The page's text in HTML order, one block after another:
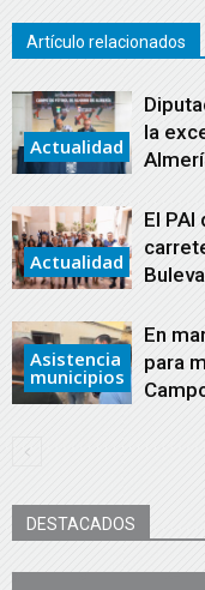
Artículo relacionados
Actualidad
la
Actualidad
El
Asistencia
municipios
En
para
DESTACADOS